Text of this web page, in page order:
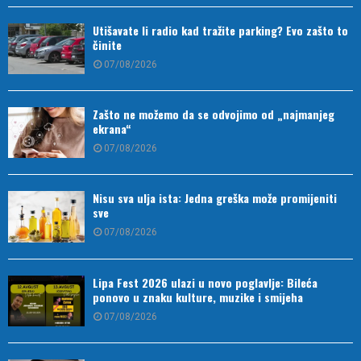
Utišavate li radio kad tražite parking? Evo zašto to
činite
07/08/2026
Zašto ne možemo da se odvojimo od „najmanjeg
ekrana“
07/08/2026
Nisu sva ulja ista: Jedna greška može promijeniti
sve
07/08/2026
Lipa Fest 2026 ulazi u novo poglavlje: Bileća
ponovo u znaku kulture, muzike i smijeha
07/08/2026